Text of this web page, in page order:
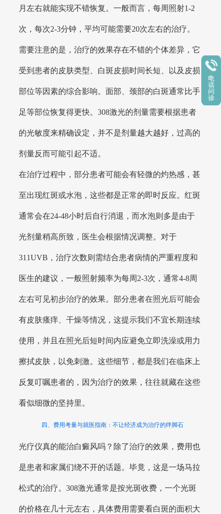
月左右就能实现不错恢复。一般而言，每周照射1-2
次，每次2-3分钟，平均可能需要20次左右的治疗。
需要注意的是，治疗的效果存在不错的个体差异，它
受到患者的皮肤类型、白斑皮损时间长短、以及皮损
部位等因素的综合影响。面部、颈部的白斑通常比手
足等部位恢复得更快。308激光的剂量需要根据患者
的光敏度来精确设定，并不是剂量越大越好，过高的
剂量反而可能引起不适。
在治疗过程中，部分患者可能会有轻微的灼热感，甚
至出现红斑或水泡，这些都是正常的即时反应。红斑
通常会在24-48小时后自行消退，而水泡则多是由于
光剂量稍高所致，医生会根据情况调整。对于
311UVB，治疗次数则需结合患者病情的严重程度和
医生的建议，一般照射频率为每周2-3次，通常4-8周
左右可见初步治疗的效果。部分患者在照光后可能会
有皮肤瘙痒、干燥等情况，这提示我们不宜长期连续
使用，并且在照光后短时间内应避免立即洗澡或用力
擦拭皮肤，以免刺激。这些细节，都是我们在临床上
反复叮嘱患者的，因为治疗的效果，往往就藏在这些
看似细微的坚持里。
四、费用考量与就医指南：不让经济成为治疗的绊脚石
光疗仪真的能治白癜风吗？除了治疗的效果，费用也
是患者和家属们绕不开的话题。毕竟，这是一场马拉
松式的治疗。308激光通常是按光斑收费，一个光斑
的价格在几十元左右，具体费用需要看白斑的面积大